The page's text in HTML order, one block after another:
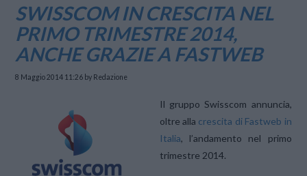
SWISSCOM IN CRESCITA NEL
PRIMO TRIMESTRE 2014,
ANCHE GRAZIE A FASTWEB
8 Maggio 2014 11:26 by Redazione
Il gruppo Swisscom annuncia,
oltre alla crescita di Fastweb in
Italia, l’andamento nel primo
trimestre 2014.